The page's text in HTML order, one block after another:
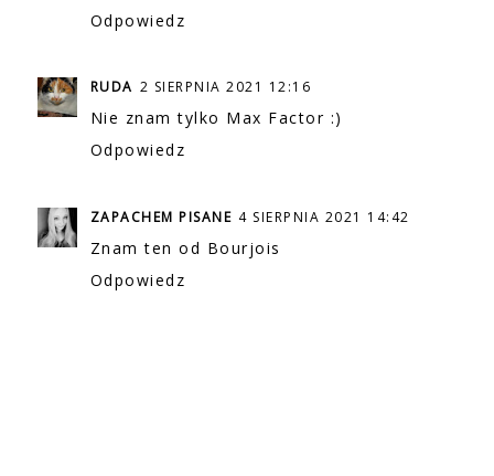
Odpowiedz
RUDA 2 SIERPNIA 2021 12:16
Nie znam tylko Max Factor :)
Odpowiedz
ZAPACHEM PISANE 4 SIERPNIA 2021 14:42
Znam ten od Bourjois
Odpowiedz